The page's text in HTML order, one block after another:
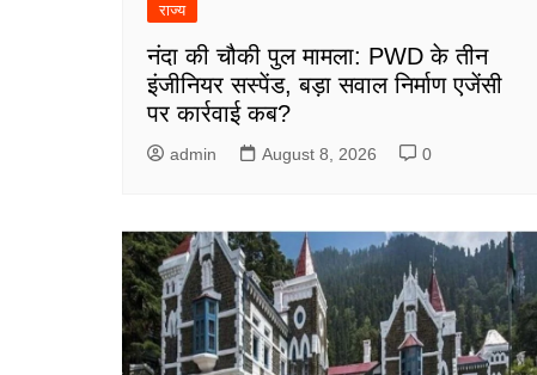
राज्य
नंदा की चौकी पुल मामला: PWD के तीन
इंजीनियर सस्पेंड, बड़ा सवाल निर्माण एजेंसी
पर कार्रवाई कब?
admin August 8, 2026 0